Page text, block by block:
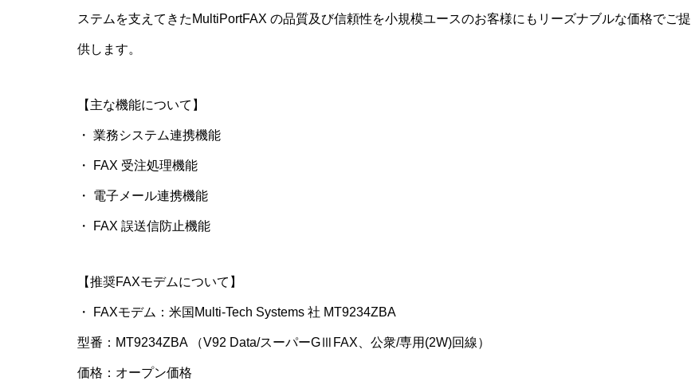
ステムを支えてきたMultiPortFAX の品質及び信頼性を小規模ユースのお客様にもリーズナブルな価格でご提
供します。
【主な機能について】
・ 業務システム連携機能
・ FAX 受注処理機能
・ 電子メール連携機能
・ FAX 誤送信防止機能
【推奨FAXモデムについて】
・ FAXモデム：米国Multi-Tech Systems 社 MT9234ZBA
型番：MT9234ZBA （V92 Data/スーパーGⅢFAX、公衆/専用(2W)回線）
価格：オープン価格